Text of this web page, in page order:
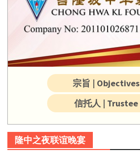
宗旨 | Objectives
信托人 | Trustee
隆中之夜联谊晚宴